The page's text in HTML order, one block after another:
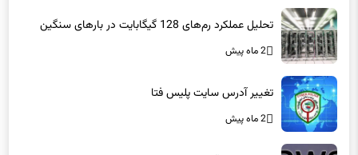
2 ماه پیش
2 ماه پیش